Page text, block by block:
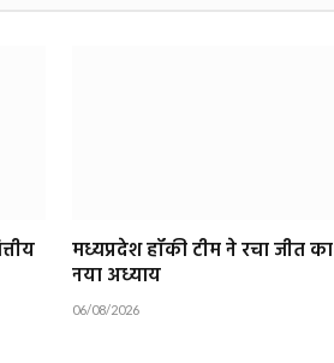
मध्यप्रदेश हॉकी टीम ने रचा जीत का
नया अध्याय
06/08/2026